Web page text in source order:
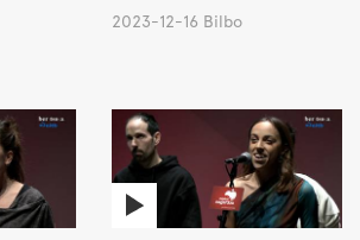
2023-12-16 Bilbo